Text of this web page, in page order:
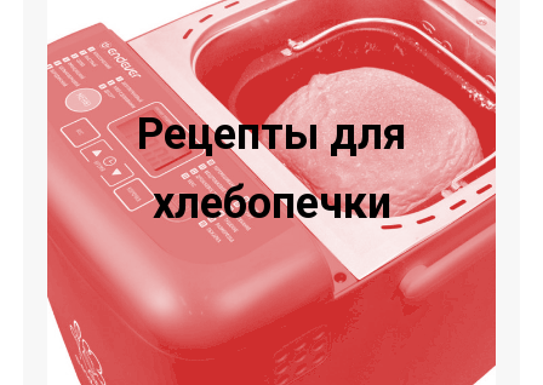
Рецепты для
хлебопечки